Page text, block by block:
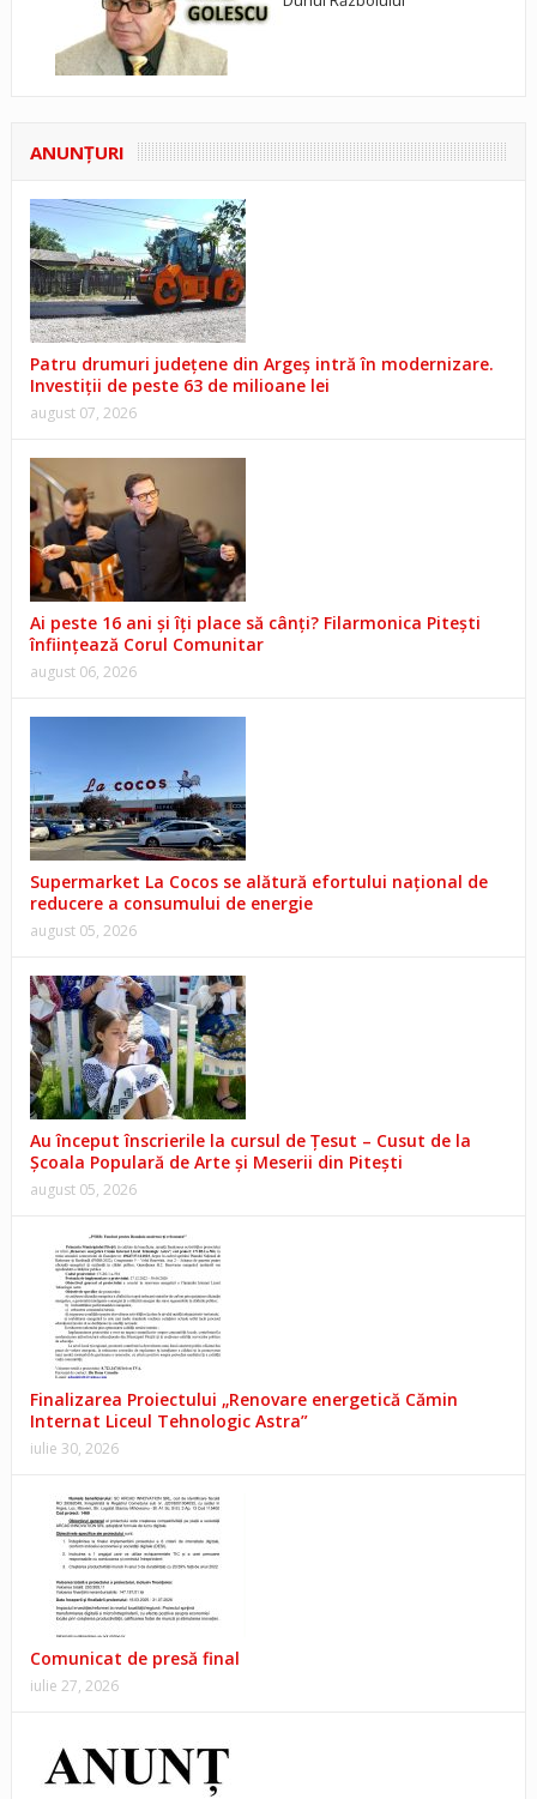
ANUNŢURI
Patru drumuri județene din Argeș intră în modernizare.
Investiții de peste 63 de milioane lei
august 07, 2026
Ai peste 16 ani și îți place să cânți? Filarmonica Pitești
înființează Corul Comunitar
august 06, 2026
Supermarket La Cocos se alătură efortului național de
reducere a consumului de energie
august 05, 2026
Au început înscrierile la cursul de Țesut – Cusut de la
Școala Populară de Arte și Meserii din Pitești
august 05, 2026
Finalizarea Proiectului „Renovare energetică Cămin
Internat Liceul Tehnologic Astra”
iulie 30, 2026
Comunicat de presă final
iulie 27, 2026